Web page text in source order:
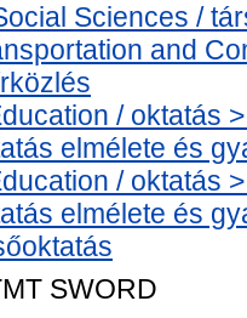
Sciences /
and
/ oktatás
elmélete és
/ oktatás
elmélete és
SWORD